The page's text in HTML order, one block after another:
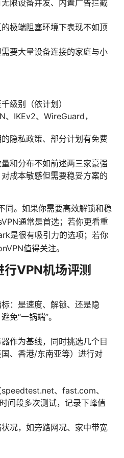
限设备并发、内置广告拦截
极端阻塞环境下表现不如顶
要大量设备连接的家庭与小
级别（依计划）
、IKEv2、WireGuard，
隐私政策、部分计划有免费
和分布不如前述两三家豪强
成本敏感但需要稳妥方案的
同。如果你需要高效解锁和稳
通常是首选；若你更看重
是很有吸引力的选项；若你
值得关注。
VPN机场评测
：是速度、解锁、还是隐
免“一锅端”。
作为基线，同时挑选几个目
、香港/东南亚等）进行对
、fast.com、
间段多次测试，记录下峰值
况，如旁路网况、家中带宽